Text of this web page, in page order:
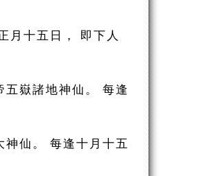
月十五日， 即下人
嶽諸地神仙。 每逢
仙。 每逢十月十五